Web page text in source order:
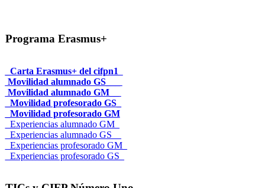
Programa Erasmus+
_Carta Erasmus+ del cifpn1
Movilidad alumnado GS___
Movilidad alumnado GM__
_Movilidad profesorado GS_
_Movilidad profesorado GM
_Experiencias alumnado GM_
_Experiencias alumnado GS__
_Experiencias profesorado GM_
_Experiencias profesorado GS_